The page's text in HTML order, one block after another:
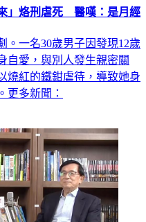
」烙刑虐死 醫嘆：是月經
。一名30歲男子因發現12歲
自愛，與別人發生親密關
燒紅的鐵鉗虐待，導致她身
更多新聞：